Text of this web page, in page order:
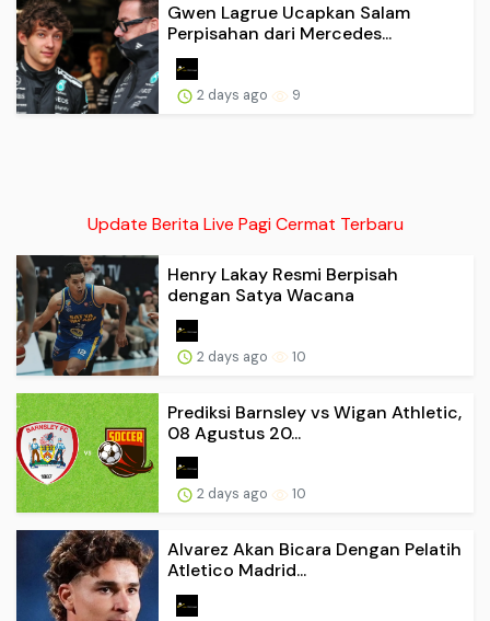
Gwen Lagrue Ucapkan Salam
Perpisahan dari Mercedes...
2 days ago 9
Update Berita Live Pagi Cermat Terbaru
Henry Lakay Resmi Berpisah
dengan Satya Wacana
2 days ago 10
Prediksi Barnsley vs Wigan Athletic,
08 Agustus 20...
2 days ago 10
Alvarez Akan Bicara Dengan Pelatih
Atletico Madrid...